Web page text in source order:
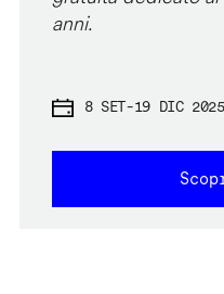
anni.
8 SET-19 DIC 2025